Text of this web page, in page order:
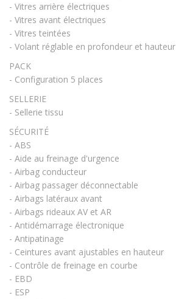
- Vitres arrière électriques
- Vitres avant électriques
- Vitres teintées
- Volant réglable en profondeur et hauteur
PACK
- Configuration 5 places
SELLERIE
- Sellerie tissu
SÉCURITÉ
- ABS
- Aide au freinage d'urgence
- Airbag conducteur
- Airbag passager déconnectable
- Airbags latéraux avant
- Airbags rideaux AV et AR
- Antidémarrage électronique
- Antipatinage
- Ceintures avant ajustables en hauteur
- Contrôle de freinage en courbe
- EBD
- ESP